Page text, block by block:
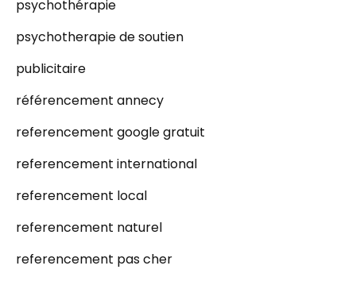
psychothérapie
psychotherapie de soutien
publicitaire
référencement annecy
referencement google gratuit
referencement international
referencement local
referencement naturel
referencement pas cher